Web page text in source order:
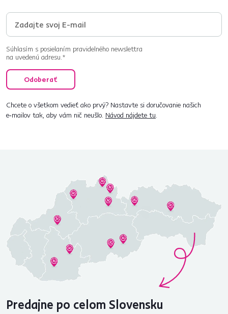
Súhlasím s posielaním pravidelného newslettra
na uvedenú adresu.*
Odoberať
Chcete o všetkom vedieť ako prvý? Nastavte si doručovanie našich
e‑mailov tak, aby vám nič neušlo. Návod nájdete tu.
Predajne po celom Slovensku